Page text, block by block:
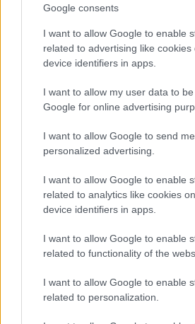
Google consents
I want to allow Google to enable
related to advertising like cookies
device identifiers in apps.
I want to allow my user data to
Google for online advertising
I want to allow Google to send me
personalized advertising.
I want to allow Google to enable
related to analytics like cookies
device identifiers in apps.
I want to allow Google to enable
related to functionality of the
I want to allow Google to enable
related to personalization.
sul fisco? Meloni appiattita sul
fiscale caro alla Confindustria
mentre Salvini insiste sulla flat
invece, funziona solo il suo
vent’anni fa “meno tasse per
,
il festival dei colori, dal green
via il famigerato reddito di
Ma, visto che i tre non
regola che serve solo a
secondo la quale il partito che